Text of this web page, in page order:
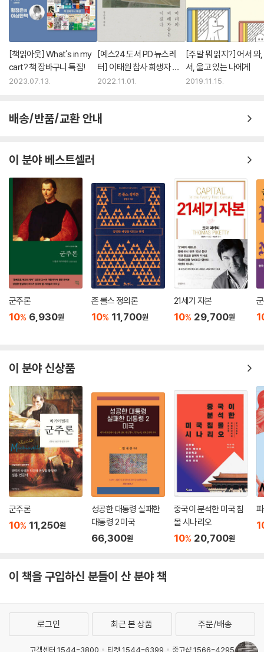
“자네, 제발 이젠 그 이야기 좀 그만하게. 그렇게 끙끙 앓는 소리를 해봤자
무슨 소용이 있나. 일단 우리가 이 수용소에서 살아남고―솔직히 그럴 수
있을 것 같지는 않지만―이 세상이 모두 제정신으로 돌아오고, 사람들이
서로를 동등한 인간으로 보게 된 다음이라면, 그 용서니 뭐니 하는 문제를
놓고 토론할 시간은 충분히 있을 거야. 옳다는 사람도 있고, 그르다는 사람
도 있고, 자네가 그를 용서하지 않은 것을 절대 용서할 수 없다는 사람도 나
고뇌하는 비젠탈에게 수용소 동료 아르투르가 했던 이 말은 훗날 이 책에
렇게 했다. 비젠탈의 침묵에 절대적으로 공감하는 사람도 있지만 그 반대
이유, 역사적 이유, 종교적 이유 혹은 윤리적 이유……. ‘용서’라는 주제에
대해 인간이 떠올릴 수 있는 거의 모든 사유를 보여주는, 가히 ‘용서에 관한
모든 생각들’이라고 할 만하다.
보스니아 인종학살의 피해자들이 보기에 비젠탈의 선택은 너무나 당연한
것이었다. 카를에겐 용서받을 자격이 없으며 섣부른 용서는 희생자에 대한
배신이라는 것! 프리모 레비는 “만약 그를 용서했다면 더 큰 고통에 직면
했을 것”이라고 단언한다. 마르쿠제는 “섣부른 용서는 악을 희석시킬
뿐”이라 말하고, 앨런 버거는 “값싼 은혜의 위험성”을 경고한다. “그가 용
서받지 못하고 죽도록 내버려두라”고 일갈하는 사람이 있는가 하면, “만
약 그 나치를 용서한다면 대체 누가 지옥에 간단 말인가?”라고 반문하는
하라!” 투투 주교 또한 “용서가 없으면 미래도 없다”고 말한다. 비젠탈에
게는 용서할 권리가 충분했다고 판단하는 사람도 있고, 집단적 화해는 불
가능했을지언정 개인적 용서는 가능했다고 주장하는 사람도 있다. 침묵을
지지하는 사람들의 논리가 정교하듯, 용서를 지지하는 사람들의 논리 또한
치밀하다. 독자들에게 중요한 건 단일한 결론이 아니라 글쓴이들이 결론으
로 나아가는 과정이며, 거기에 담긴 폭넓은 사유와 다양한 가치일 것이다.
제2부에서 특히 인상적인 것은 나치 고위 간부로서 히틀러의 제3제국 건
설 입안자 중 하나였던 알베르트 슈페르의 고백이다. 뉘른베르크 재판에서
20년 형을 선고받고 복역한 그는 출소 후 시몬 비젠탈과 오랫동안 서신을
교환했고, 직접 만난 적도 있다고 한다. 그는 이렇게 회고한다.
고 있는 눈을, 그리고 동족의 모든 비참과 전락과 운명과 고통을 목격한 눈
…당신은 저를 크게 도와주셨습니다. 마치 붙잡은 손을 뿌리치거나 비난하
지 않음으로써 그 죽어가는 나치 장교를 도와주셨듯이 말입니다.”
[책읽아웃] What's in my
cart? 책 장바구니 특집!
2023.07.13.
[예스24 도서 PD 뉴스레
터] 이태원 참사 희생자 분
들을 애도합니다 - 『미래의
2022.11.01.
[주말 뭐 읽지?] 어서 와,
서, 울고 있는 나에게
2019.11.15.
배송/반품/교환 안내
이 분야 베스트셀러
군주론
10% 6,930원
존 롤스 정의론
10% 11,700원
21세기 자본
10% 29,700원
이 분야 신상품
군주론
10% 11,250원
성공한 대통령 실패한
대통령 2 미국
66,300원
중국이 분석한 미국 침
몰 시나리오
10% 20,700원
이 책을 구입하신 분들이 산 분야 책
로그인 최근 본 상품 주문/배송
고객센터 1544-3800 티켓 1544-6399 중고샵 1566-4295